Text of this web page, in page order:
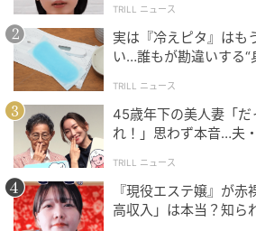
また、現場に同行するなかで、松
現象に直面します。プロの実演シ
いると、「だんだん眠くなってく
朝からの過酷な撮影が夜に及び、
ークに達する頃、目の前で繰り広
的な往復運動が「まるで電車のガ
れのような催眠的リズム」に思え
せるという独特な体験談を明かす
TRILL ニュース
実は『冷えピタ』はも
い…誰もが勘違いする“
TRILL ニュース
45歳年下の美人妻「だ
れ！」思わず本音…夫
TRILL ニュース
『現役エステ嬢』が
高収入」は本当？知ら